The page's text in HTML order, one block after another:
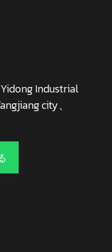
Industrial
city、